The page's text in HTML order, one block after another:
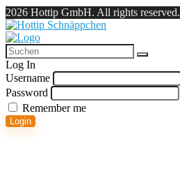
2026 Hottip GmbH. All rights reserved.
Log In
Username
Password
Remember me
Login